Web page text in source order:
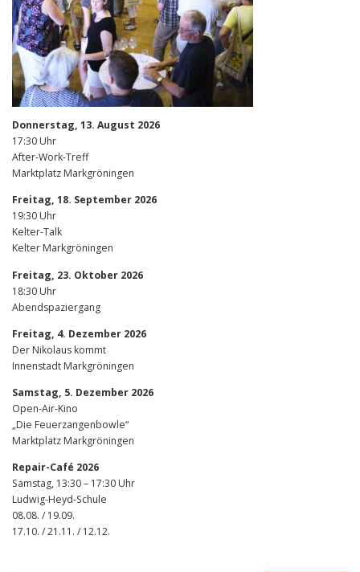
Donnerstag, 13. August 2026
17:30 Uhr
After-Work-Treff
Marktplatz Markgröningen
Freitag, 18. September 2026
19:30 Uhr
Kelter-Talk
Kelter Markgröningen
Freitag, 23. Oktober 2026
18:30 Uhr
Abendspaziergang
Freitag, 4. Dezember 2026
Der Nikolaus kommt
Innenstadt Markgröningen
Samstag, 5. Dezember 2026
Open-Air-Kino
„Die Feuerzangenbowle“
Marktplatz Markgröningen
Repair-Café 2026
Samstag, 13:30 – 17:30 Uhr
Ludwig-Heyd-Schule
08.08. / 19.09.
17.10. / 21.11. / 12.12.